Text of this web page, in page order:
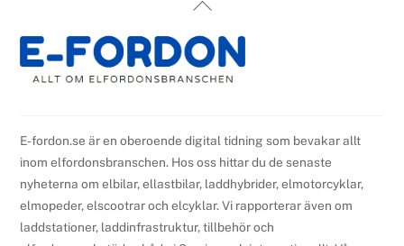
Top
E-fordon.se är en oberoende digital tidning som bevakar allt
inom elfordonsbranschen. Hos oss hittar du de senaste
nyheterna om elbilar, ellastbilar, laddhybrider, elmotorcyklar,
elmopeder, elscootrar och elcyklar. Vi rapporterar även om
laddstationer, laddinfrastruktur, tillbehör och